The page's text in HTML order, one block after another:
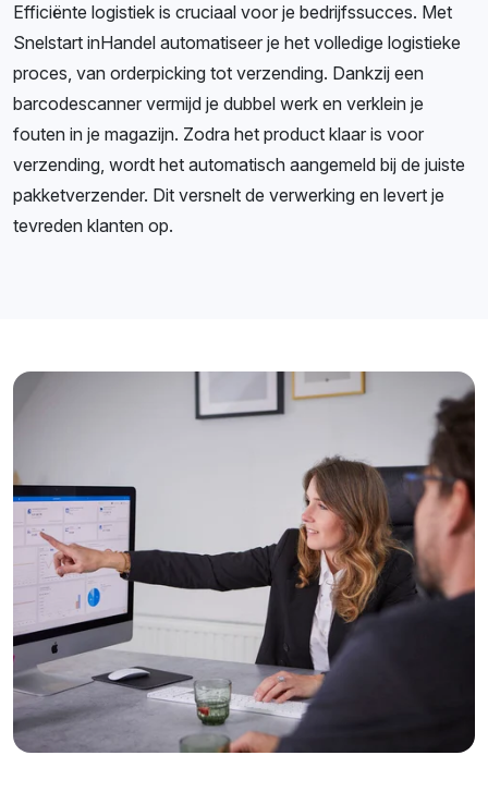
Efficiënte logistiek is cruciaal voor je bedrijfssucces. Met
Snelstart inHandel automatiseer je het volledige logistieke
proces, van orderpicking tot verzending. Dankzij een
barcodescanner vermijd je dubbel werk en verklein je
fouten in je magazijn. Zodra het product klaar is voor
verzending, wordt het automatisch aangemeld bij de juiste
pakketverzender. Dit versnelt de verwerking en levert je
tevreden klanten op.